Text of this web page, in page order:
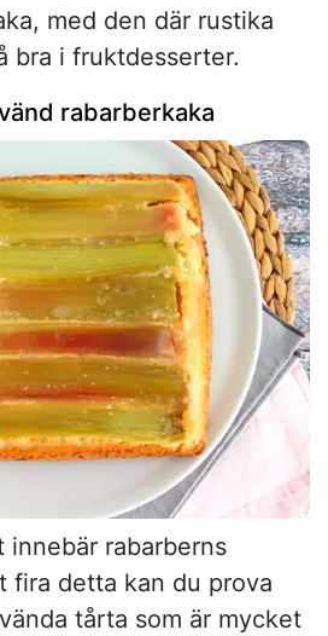
med den där rustika
bra i fruktdesserter.
rabarberkaka
innebär rabarberns
fira detta kan du prova
tårta som är mycket